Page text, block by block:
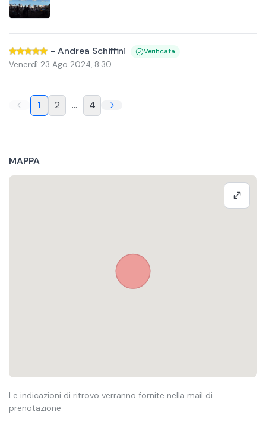
- Andrea Schiffini Verificata
Venerdì 23 Ago 2024, 8:30
1 2 ... 4
MAPPA
Le indicazioni di ritrovo verranno fornite nella mail di
prenotazione